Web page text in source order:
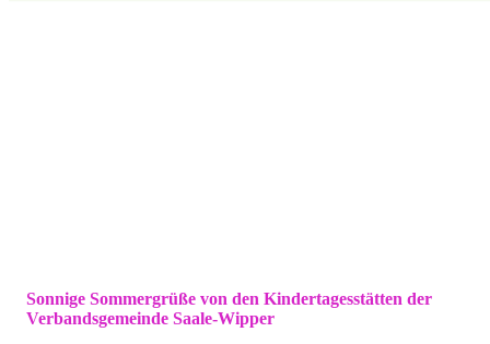
Sonnige Sommergrüße von den Kindertagesstätten der
Verbandsgemeinde Saale-Wipper